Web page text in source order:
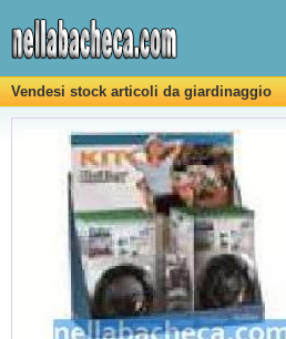
Vendesi stock articoli da giardinaggio